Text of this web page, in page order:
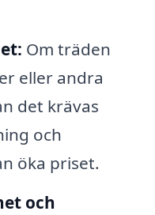
Om träden
eller andra
det krävas
och
öka priset.
och